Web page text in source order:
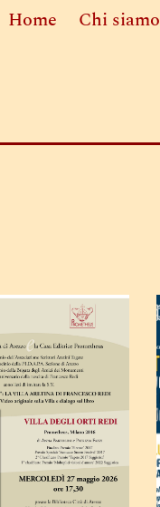
Home Chi siamo